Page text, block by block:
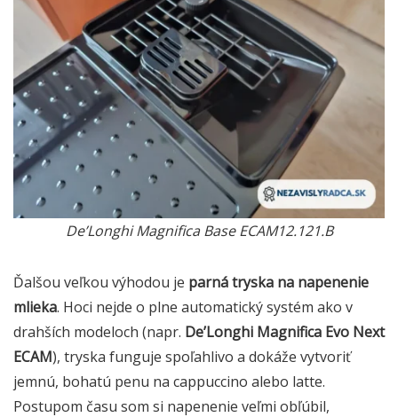
De’Longhi Magnifica Base ECAM12.121.B
Ďalšou veľkou výhodou je parná tryska na napenenie
mlieka. Hoci nejde o plne automatický systém ako v
drahších modeloch (napr. De’Longhi Magnifica Evo Next
ECAM), tryska funguje spoľahlivo a dokáže vytvoriť
jemnú, bohatú penu na cappuccino alebo latte.
Postupom času som si napenenie veľmi obľúbil,